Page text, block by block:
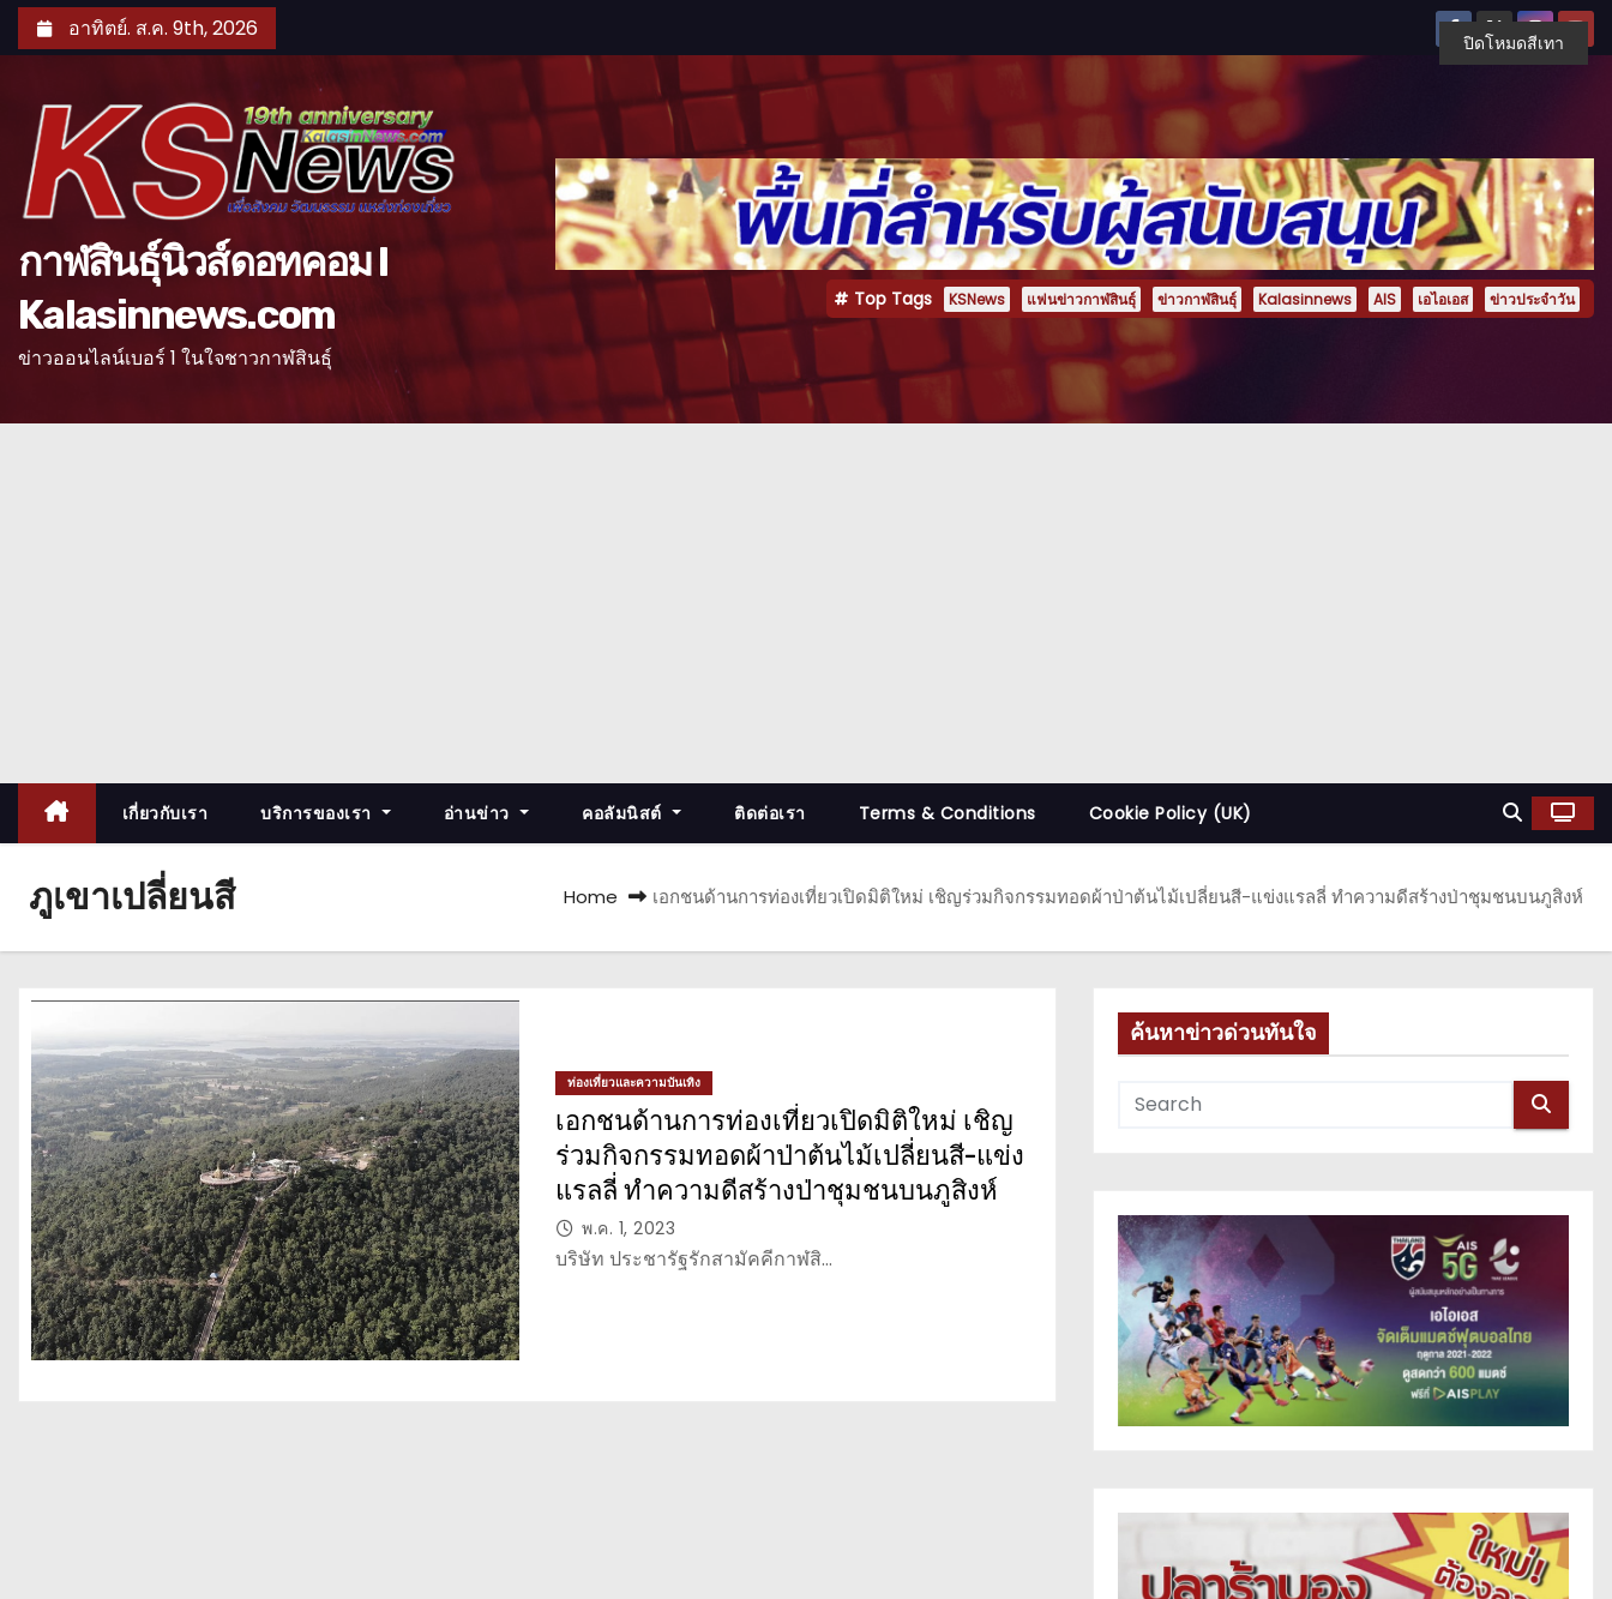
k
t
อาทิตย์. ส.ค. 9th, 2026
กาฬสินธุ์นิวส์ดอทคอม l
Kalasinnews.com
ข่าวออนไลน์เบอร์ 1 ในใจชาวกาฬสินธุ์
Top Tags KSNews แฟนข่าวกาฬสินธุ์ ข่าวกาฬสินธุ์ Kalasinnews AIS เอไอเอส ข่าวประจำวัน
เกี่ยวกับเรา บริการของเรา อ่านข่าว คอลัมนิสต์ ติดต่อเรา Terms & Conditions Cookie Policy (UK)
ภูเขาเปลี่ยนสี Home เอกชนด้านการท่องเที่ยวเปิดมิติใหม่ เชิญร่วมกิจกรรมทอดผ้าป่าต้นไม้เปลี่ยนสี-แข่งแรลลี่ ทำความดีสร้างป่าชุมชนบนภูสิงห์
ท่องเที่ยวและความบันเทิง
เอกชนด้านการท่องเที่ยวเปิดมิติใหม่ เชิญ
ร่วมกิจกรรมทอดผ้าป่าต้นไม้เปลี่ยนสี-แข่ง
แรลลี่ ทำความดีสร้างป่าชุมชนบนภูสิงห์
พ.ค. 1, 2023
บริษัท ประชารัฐรักสามัคคีกาฬสิ…
ค้นหาข่าวด่วนทันใจ
ปิดโหมดสีเทา